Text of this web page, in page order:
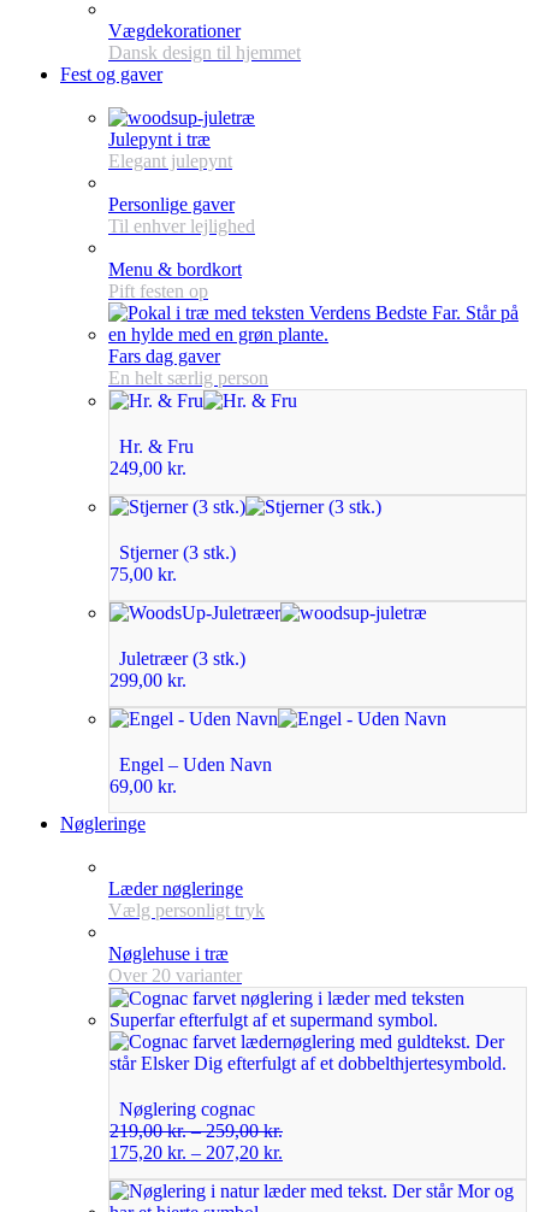
Vægdekorationer
Dansk design til hjemmet
Fest og gaver
Julepynt i træ
Elegant julepynt
Personlige gaver
Til enhver lejlighed
Menu & bordkort
Pift festen op
Fars dag gaver
En helt særlig person
Hr. & Fru
249,00 kr.
Stjerner (3 stk.)
75,00 kr.
Juletræer (3 stk.)
299,00 kr.
Engel – Uden Navn
69,00 kr.
Nøgleringe
Læder nøgleringe
Vælg personligt tryk
Nøglehuse i træ
Over 20 varianter
Nøglering cognac
219,00kr.–259,00kr.
175,20 kr. – 207,20 kr.